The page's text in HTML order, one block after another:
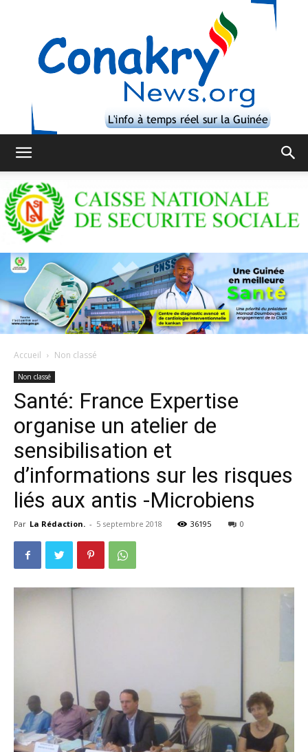
Accueil Non classé
Non classé
Santé: France Expertise
organise un atelier de
sensibilisation et
d’informations sur les risques
liés aux antis -Microbiens
Par La Rédaction. - 5 septembre 2018 36195 0